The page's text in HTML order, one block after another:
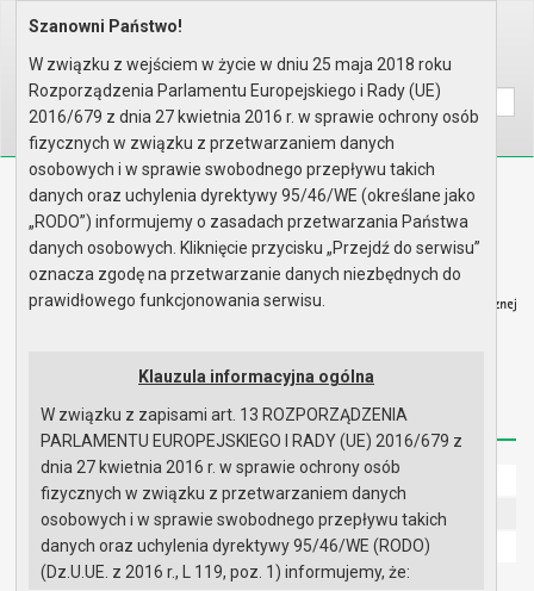
Home Informacje
Wyszukaj na stronie:
A
Biuletyn Informacji Publicznej
Urząd Miasta i Gminy w Gryfinie
Strona główna Mapa serwisu Aktualności
Redakcja Instrukcja korzystania Dostępność
UMiG - telefony wewnętrzne
Ochrona danych osobowych
Urząd Miasta i Gminy w Gryfinie
Szanowni Państwo!
W związku z wejściem w życie w dniu 25 maja 2018 roku
Rozporządzenia Parlamentu Europejskiego i Rady (UE)
2016/679 z dnia 27 kwietnia 2016 r. w sprawie ochrony osób
fizycznych w związku z przetwarzaniem danych
osobowych i w sprawie swobodnego przepływu takich
danych oraz uchylenia dyrektywy 95/46/WE (określane jako
„RODO”) informujemy o zasadach przetwarzania Państwa
danych osobowych. Kliknięcie przycisku „Przejdź do serwisu”
oznacza zgodę na przetwarzanie danych niezbędnych do
prawidłowego funkcjonowania serwisu.
Klauzula informacyjna ogólna
W związku z zapisami art. 13 ROZPORZĄDZENIA
PARLAMENTU EUROPEJSKIEGO I RADY (UE) 2016/679 z
dnia 27 kwietnia 2016 r. w sprawie ochrony osób
fizycznych w związku z przetwarzaniem danych
osobowych i w sprawie swobodnego przepływu takich
danych oraz uchylenia dyrektywy 95/46/WE (RODO)
(Dz.U.UE. z 2016 r., L 119, poz. 1) informujemy, że: